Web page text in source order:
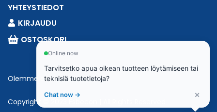
YHTEYSTIEDOT
KIRJAUDU
OSTOSKORI
Olemme osaEsbeconia.
Copyright © 2023 Esbecon | All Rights Reserved
Online now
Tarvitsetko apua oikean tuotteen löytämiseen tai
teknisiä tuotetietoja?
Chat now → ×